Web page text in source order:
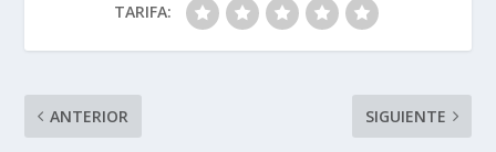
TARIFA:
ANTERIOR SIGUIENTE